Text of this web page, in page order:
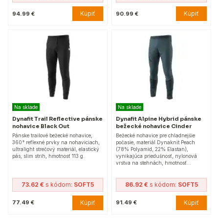
94.99 € Kúpiť 90.99 € Kúpiť
Na sklade
Dynafit Trail Reflective pánske
nohavice Black Out
Pánske trailové bežecké nohavice,
360° reflexné prvky na nohaviciach,
ultralight strečový materiál, elastický
pás, slim strih, hmotnosť 113 g.
73.62 € s kódom: SOFT5
77.49 € Kúpiť
Na sklade
Dynafit Alpine Hybrid pánske
bežecké nohavice Cinder
Bežecké nohavice pre chladnejšie
počasie, materiál Dynaknit Peach
(78% Polyamid, 22% Elastan),
vynikajúca priedušnosť, nylonová
vrstva na stehnách, hmotnosť…
86.92 € s kódom: SOFT5
91.49 € Kúpiť